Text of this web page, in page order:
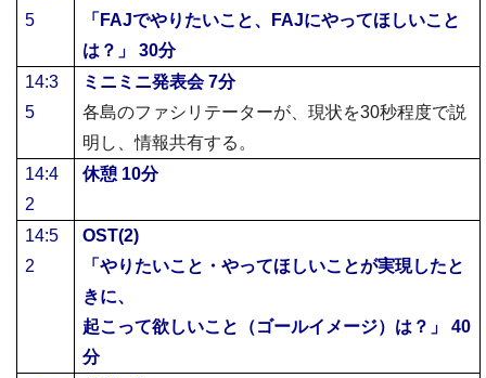
5
「 FAJでやりたいこと、 FAJにやってほしいこと
は？」
30分
14:3
5
ミニミニ発表会7分
各島のファシリテーターが、現状を30秒程度で説
明し、情報共有する。
14:4
2
休憩10分
14:5
2
OST(2)
「やりたいこと・やってほしいことが実現したと
きに、
起こって欲しいこと（ゴールイメージ）は？」
40
分